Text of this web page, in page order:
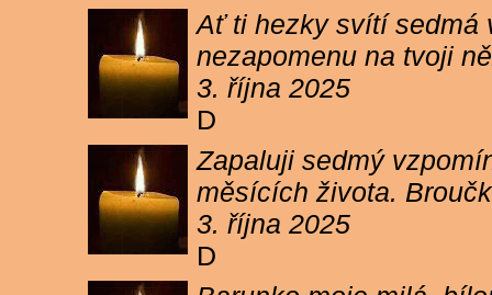
Ať ti hezky svítí sedmá
nezapomenu na tvoji
3. října 2025
D
Zapaluji sedmý
měsících života.
3. října 2025
D